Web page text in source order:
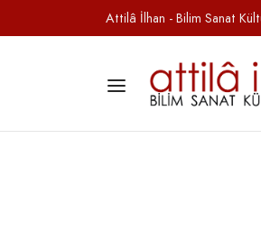
Attilâ İlhan - Bilim Sanat